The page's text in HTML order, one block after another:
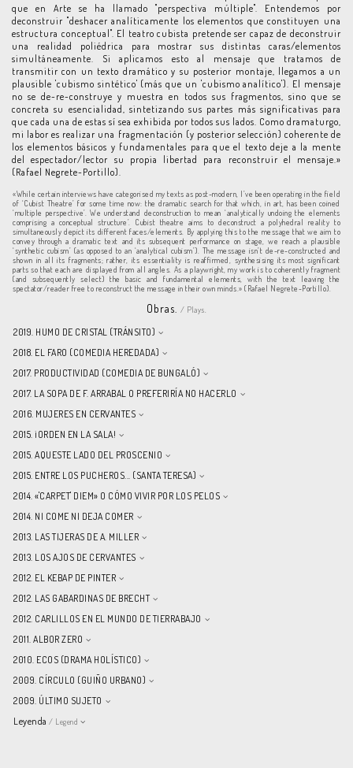
que en Arte se ha llamado "perspectiva múltiple". Entendemos por
deconstruir "deshacer analíticamente los elementos que constituyen una
estructura conceptual". El teatro cubista pretende ser capaz de deconstruir
una realidad poliédrica para mostrar sus distintas caras/elementos
simultáneamente. Si aplicamos esto al mensaje que tratamos de
transmitir con un texto dramático y su posterior montaje, llegamos a un
plausible 'cubismo sintético' (más que un 'cubismo analítico'). El mensaje
no se de-re-construye y muestra en todos sus fragmentos, sino que se
concreta su esencialidad, sintetizando sus partes más significativas para
que cada una de estas sí sea exhibida por todos sus lados. Como dramaturgo,
mi labor es realizar una fragmentación (y posterior selección) coherente de
los elementos básicos y fundamentales para que el texto deje a la mente
del espectador/lector su propia libertad para reconstruir el mensaje.»
(Rafael Negrete-Portillo).
«While certain interviews have categorised my texts as post-modern, I’ve been operating in the field
of ‘Cubist Theatre’ for some time now: the dramatic search for that which, in art, has been coined
‘multiple perspective’. We understand deconstruction to mean ‘analytically undoing the elements
comprising a conceptual structure’. Cubist theatre aims to deconstruct a polyhedral reality to
simultaneously depict its different faces/elements. By applying this to the message that we aim to
convey through a dramatic text and its subsequent performance on stage, we reach a plausible
‘synthetic cubism’ (as opposed to an ‘analytical cubism’). The message isn’t de-re-constructed and
shown in all its fragments; rather, its essentiality is reaffirmed, synthesising its most significant
parts so that each are displayed from all angles. As a playwright, my work is to coherently fragment
(and subsequently select) the basic and fundamental elements, with the text leaving the
spectator/reader free to reconstruct the message in their own minds.» (Rafael Negrete-Portillo).
Obras. / Plays.
2019. HUMO DE CRISTAL (TRÁNSITO)
2018. EL FARO (COMEDIA HEREDADA)
2017. PRODUCTIVIDAD (COMEDIA DE BUNGALÓ)
2017. LA SOPA DE F. ARRABAL O PREFERIRÍA NO HACERLO
2016. MUJERES EN CERVANTES
2015. ¡ORDEN EN LA SALA!
2015. AQUESTE LADO DEL PROSCENIO
2015. ENTRE LOS PUCHEROS... (SANTA TERESA)
2014. «'CARPET' DIEM» O CÓMO VIVIR POR LOS PELOS
2014. NI COME NI DEJA COMER
2013. LAS TIJERAS DE A. MILLER
2013. LOS AJOS DE CERVANTES
2012. EL KEBAP DE PINTER
2012. LAS GABARDINAS DE BRECHT
2012. CARLILLOS EN EL MUNDO DE TIERRABAJO
2011. ALBOR ZERO
2010. ECOS (DRAMA HOLÍSTICO)
2009. CÍRCULO (GUIÑO URBANO)
2009. ÚLTIMO SUJETO
Leyenda / Legend